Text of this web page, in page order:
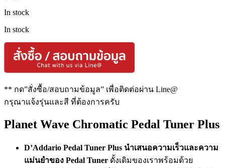
In stock
In stock
** กด”สั่งซื้อ/สอบถามข้อมูล” เพื่อติดต่อผ่าน Line@
กรุณาแจ้งรุ่นและสี ที่ต้องการครับ
Planet Wave Chromatic Pedal Tuner Plus
D’Addario Pedal Tuner Plus นำเสนอความเร็วและความ
แม่นยำของ Pedal Tuner ดั้งเดิมของเราพร้อมด้วย